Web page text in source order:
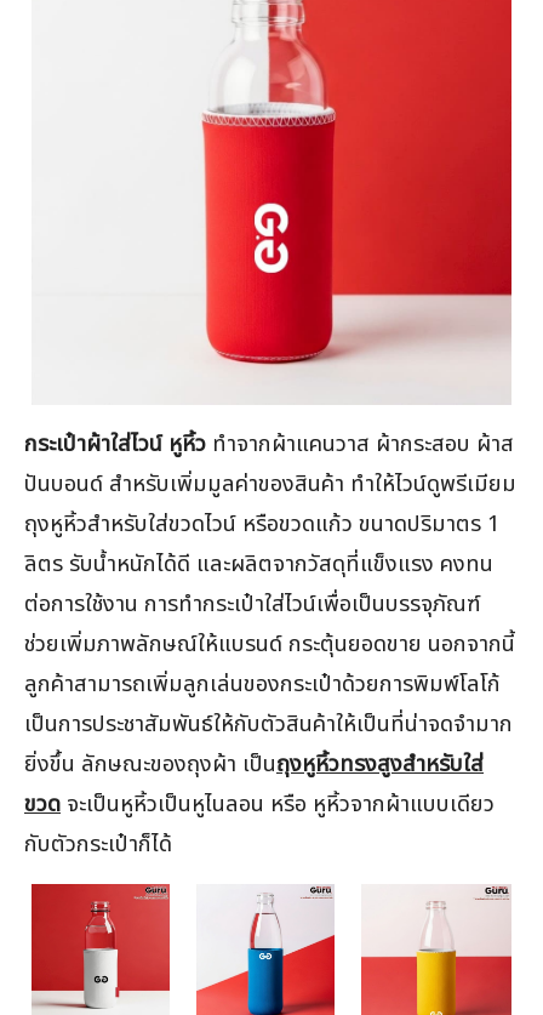
กระเป๋าผ้าใส่ไวน์ หูหิ้ว ทำจากผ้าแคนวาส ผ้ากระสอบ ผ้าส
ปันบอนด์ สำหรับเพิ่มมูลค่าของสินค้า ทำให้ไวน์ดูพรีเมียม
ถุงหูหิ้วสำหรับใส่ขวดไวน์ หรือขวดแก้ว ขนาดปริมาตร 1
ลิตร รับน้ำหนักได้ดี และผลิตจากวัสดุที่แข็งแรง คงทน
ต่อการใช้งาน การทำกระเป๋าใส่ไวน์เพื่อเป็นบรรจุภัณฑ์
ช่วยเพิ่มภาพลักษณ์ให้แบรนด์ กระตุ้นยอดขาย นอกจากนี้
ลูกค้าสามารถเพิ่มลูกเล่นของกระเป๋าด้วยการพิมพ์โลโก้
เป็นการประชาสัมพันธ์ให้กับตัวสินค้าให้เป็นที่น่าจดจำมาก
ยิ่งขึ้น ลักษณะของถุงผ้า เป็นถุงหูหิ้วทรงสูงสำหรับใส่
ขวด จะเป็นหูหิ้วเป็นหูไนลอน หรือ หูหิ้วจากผ้าแบบเดียว
กับตัวกระเป๋าก็ได้